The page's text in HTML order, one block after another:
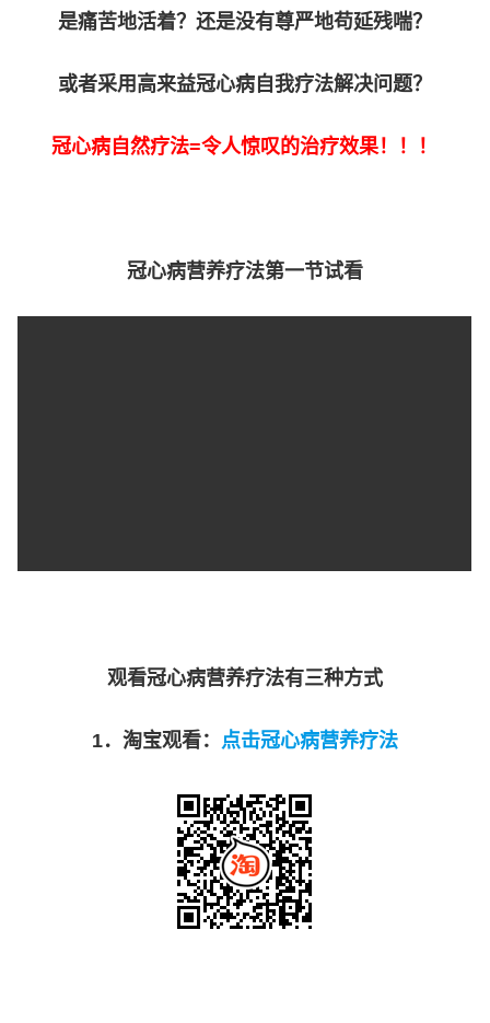
是痛苦地活着？还是没有尊严地苟延残喘？
或者采用高来益冠心病自我疗法解决问题？
冠心病自然疗法=令人惊叹的治疗效果！！！
冠心病营养疗法第一节试看
观看冠心病营养疗法有三种方式
1．淘宝观看： 点击冠心病营养疗法